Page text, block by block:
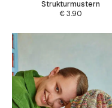
Strukturmustern
€3.90